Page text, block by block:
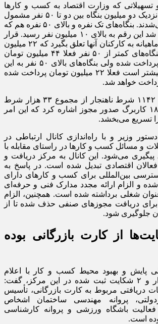
تسهیلاتی که وزارت اقتصاد به کسب و کار‌ها
ارائه می‌دهد، گفت: نزدیک دو میلیون بنگاه بین دو تا ۵۰ نفر مشمول
دریافت تسهیلات می‌شدند. بنگاه‌های تک نفره و بالای ۵۰ نفره هم که
به این برنامه اضافه شد این رقم به بالای ۱۰ میلیون نفر رسید. قرار
است حداقل حقوق ماهیانه به کارکنان آنها تعلق بگیرد که ۲۲ میلیون
تومان است. برای بنگاه‌های کمتر از ۵۰ نفر فعلا ۴۴ میلیون تومان
یعنی حقوق دو ماه پرداخت شده ولی بنگاه‌های بالای ۵۰ نفر به این
دلیل که تعدادشان بیشتر است فعلا ۲۲ میلیون تومان پرداخت شده
خواهد شد.
او همچنین به حذف ۱۱۴۲ شرط ناهنجار از مجموع ۳۳ هزار شرط
بررسی شده در ۱۸۲۲ کاربرگ صدور مجوز اشاره کرد که این امر
تسریع می‌بخشد.
وزیر و با راه‌اندازی کانال ارتباطی در
و مسائل کسب و کار‌ها در راستای مقابله با
می‌شود. این کانال به مرکز دریافت و
اقتصادی تبدیل شده است. در پاسخ به
بین‌المللی برای کسب و کار‌های دارای
و الزام ارائه مجدد مدارک فنی و حرفه‌ای
بیش از ۵۰۰ عنوان شغلی برداشته شده است. همچنین، الزام
برای دریافت مجوز‌های صنفی حذف شده تا از
جلوگیری شود.
از کارت بازرگانی بوده
پایش و بهبود محیط کسب و کار با اعلام
رسیدگی به ۵۷ هزار و ۲ شکایت ثبت شده در این مرکز، گفت:
دریافتی مربوط به کارت بازرگانی، تأسیس
پروانه مهندسی ساختمان اشخاص
باشگاه ورزشی و پروانه کارشناسی
است.